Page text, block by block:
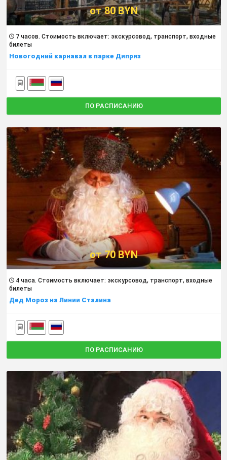
от 80 BYN
7 часов. Cтоимость включает: экскурсовод, транспорт, входные
билеты
Новогодний карнавал в парке Диприз
ПО РАСПИСАНИЮ
от 70 BYN
4 часа. Cтоимость включает: экскурсовод, транспорт, входные
билеты
Дед Мороз на Линии Сталина
ПО РАСПИСАНИЮ